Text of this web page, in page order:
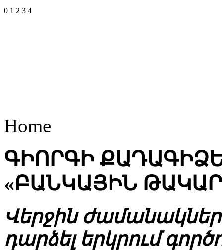
0 1 2 3 4
Home
ԳԻՈՐԳԻ
«ԲԱՆԿԱՅԻՆ
Վերջին
դարձել երկրում